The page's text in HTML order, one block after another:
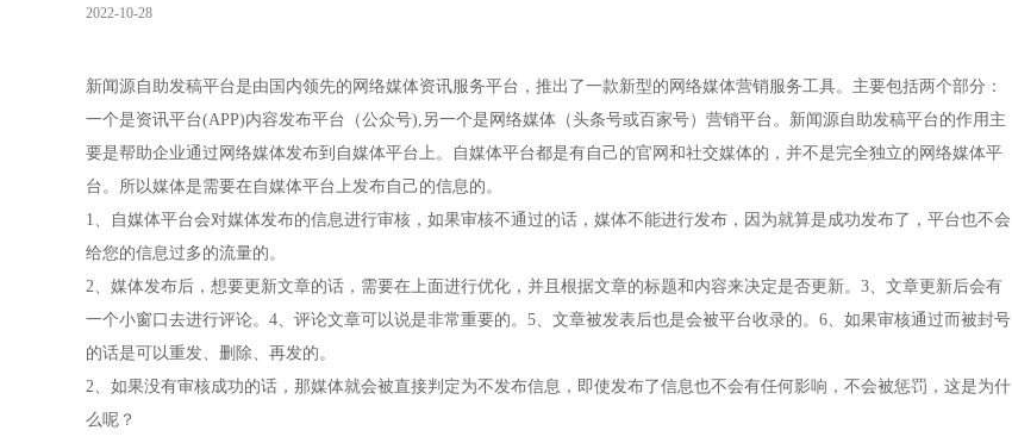
2022-10-28
新闻源自助发稿平台是由国内领先的网络媒体资讯服务平台，推出了一款新型的网络媒体营销服务工具。主要包括两个部分：
一个是资讯平台(APP)内容发布平台（公众号),另一个是网络媒体（头条号或百家号）营销平台。新闻源自助发稿平台的作用主
要是帮助企业通过网络媒体发布到自媒体平台上。自媒体平台都是有自己的官网和社交媒体的，并不是完全独立的网络媒体平
台。所以媒体是需要在自媒体平台上发布自己的信息的。
1、自媒体平台会对媒体发布的信息进行审核，如果审核不通过的话，媒体不能进行发布，因为就算是成功发布了，平台也不会
给您的信息过多的流量的。
2、媒体发布后，想要更新文章的话，需要在上面进行优化，并且根据文章的标题和内容来决定是否更新。3、文章更新后会有
一个小窗口去进行评论。4、评论文章可以说是非常重要的。5、文章被发表后也是会被平台收录的。6、如果审核通过而被封号
的话是可以重发、删除、再发的。
2、如果没有审核成功的话，那媒体就会被直接判定为不发布信息，即使发布了信息也不会有任何影响，不会被惩罚，这是为什
么呢？